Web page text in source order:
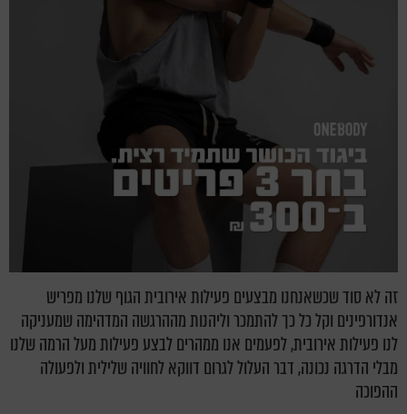
זה לא סוד שכשאנחנו מבצעים פעילות אירובית הגוף שלנו מפריש
אנדורפינים וקל כל כך להתמכר וליהנות מההרגשה המדהימה שמעניקה
לנו פעילות אירובית, לפעמים אנו ממהרים לבצע פעילות מעל הרמה שלנו
מבלי הדרגה נכונה, דבר העלול לגרום דווקא לחוויה שלילית ולפעולה
ההפוכה